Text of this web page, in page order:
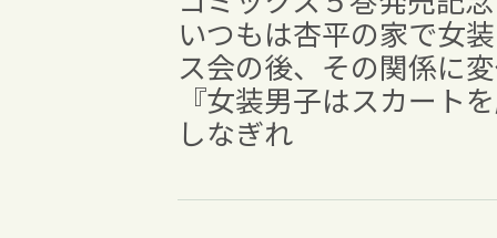
いつもは杏平の家で女
ス会の後、その関係に
『女装男子はスカート
しなぎれ